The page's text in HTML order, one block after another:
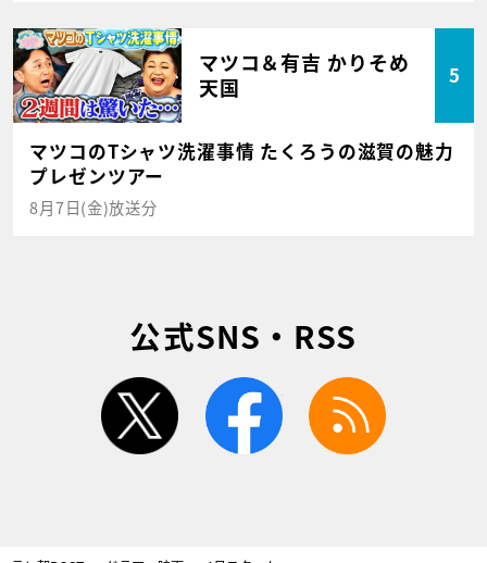
マツコ＆有吉 かりそめ
天国
5
マツコのTシャツ洗濯事情 たくろうの滋賀の魅力
プレゼンツアー
8月7日(金)放送分
公式SNS・RSS
twitter facebook